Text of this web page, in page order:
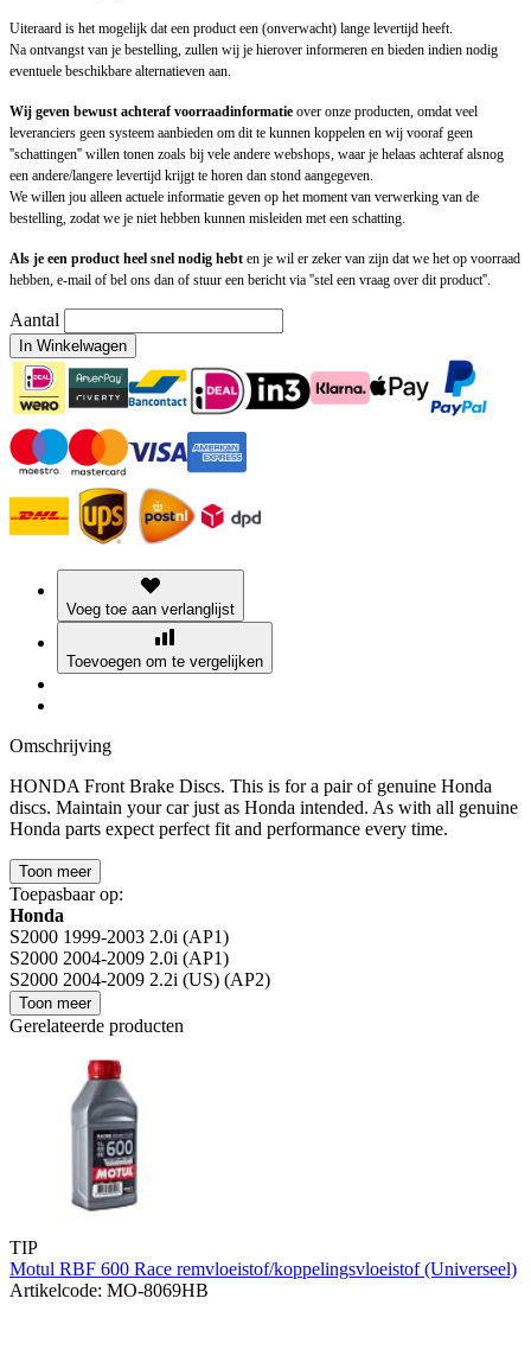
Uiteraard is het mogelijk dat een product een (onverwacht) lange levertijd heeft.
Na ontvangst van je bestelling, zullen wij je hierover informeren en bieden indien nodig
eventuele beschikbare alternatieven aan.
Wij geven bewust achteraf voorraadinformatie over onze producten, omdat veel
leveranciers geen systeem aanbieden om dit te kunnen koppelen en wij vooraf geen
''schattingen'' willen tonen zoals bij vele andere webshops, waar je helaas achteraf alsnog
een andere/langere levertijd krijgt te horen dan stond aangegeven.
We willen jou alleen actuele informatie geven op het moment van verwerking van de
bestelling, zodat we je niet hebben kunnen misleiden met een schatting.
Als je een product heel snel nodig hebt en je wil er zeker van zijn dat we het op voorraad
hebben, e-mail of bel ons dan of stuur een bericht via ''stel een vraag over dit product''.
Aantal
In Winkelwagen
Voeg toe aan verlanglijst
Toevoegen om te vergelijken
Omschrijving
HONDA Front Brake Discs. This is for a pair of genuine Honda
discs. Maintain your car just as Honda intended. As with all genuine
Honda parts expect perfect fit and performance every time.
Toon meer
Toepasbaar op:
Honda
S2000 1999-2003 2.0i (AP1)
S2000 2004-2009 2.0i (AP1)
S2000 2004-2009 2.2i (US) (AP2)
Toon meer
Gerelateerde producten
TIP
Motul RBF 600 Race remvloeistof/koppelingsvloeistof (Universeel)
Artikelcode: MO-8069HB